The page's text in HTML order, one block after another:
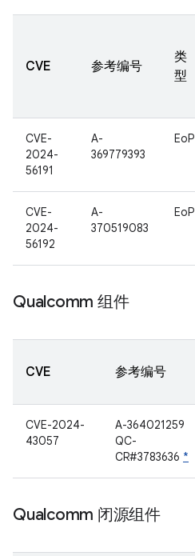
CVE 参考编号
类
型
CVE-
2024-
56191
A-
369779393
EoP
CVE-
2024-
56192
A-
370519083
EoP
Qualcomm 组件
CVE 参考编号
CVE-2024-
43057
A-364021259
QC-
CR#3783636 *
Qualcomm 闭源组件